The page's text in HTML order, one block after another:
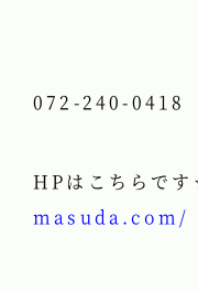
072-240-0418
HPはこちらで
masuda.com/